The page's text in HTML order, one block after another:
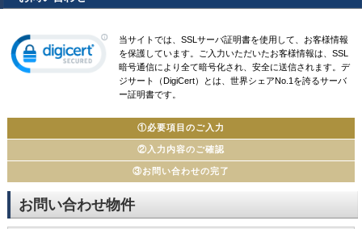
当サイトでは、SSLサーバ証明書を使用して、お客様情報
を保護しています。ご入力いただいたお客様情報は、SSL
暗号通信により全て暗号化され、安全に送信されます。デ
ジサート（DigiCert）とは、世界シェアNo.1を誇るサーバ
ー証明書です。
①必要項目のご入力
②入力内容のご確認
③お問い合わせの完了
お問い合わせ物件